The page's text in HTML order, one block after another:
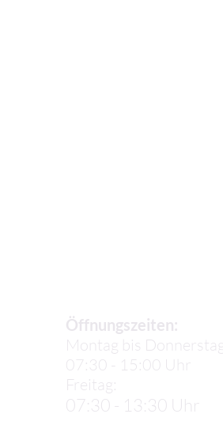
Öffnungszeiten:
Montag bis
07:30 - 15:00 Uhr
Freitag:
07:30 - 13:30 Uhr